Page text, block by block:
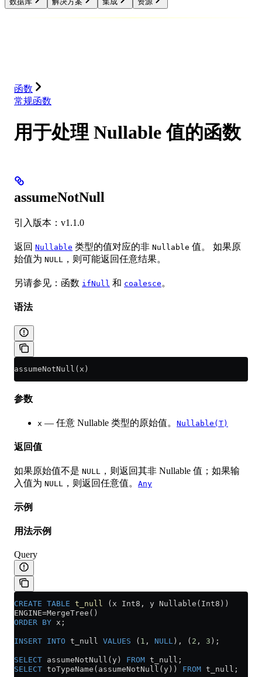
函数
常规函数
用于处理 Nullable 值的函数
assumeNotNull
引入版本：v1.1.0
返回 Nullable 类型的值对应的非 Nullable 值。 如果原
始值为 NULL ，则可能返回任意结果。
另请参见：函数 ifNull 和 coalesce。
语法
assumeNotNull(x)
参数
x — 任意 Nullable 类型的原始值。 Nullable(T)
返回值
如果原始值不是 NULL ，则返回其非 Nullable 值；如果输
入值为 NULL ，则返回任意值。 Any
示例
用法示例
Query
CREATE TABLE t_null (x Int8, y Nullable(Int8))
ENGINE=MergeTree()
ORDER BY x;
INSERT INTO t_null VALUES ( 1 , NULL ), ( 2 , 3 );
SELECT assumeNotNull(y) FROM t_null;
SELECT toTypeName(assumeNotNull(y)) FROM t_null;